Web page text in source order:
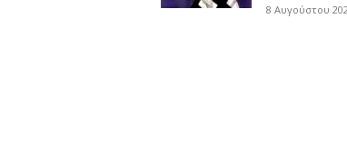
8 Αυγούστου